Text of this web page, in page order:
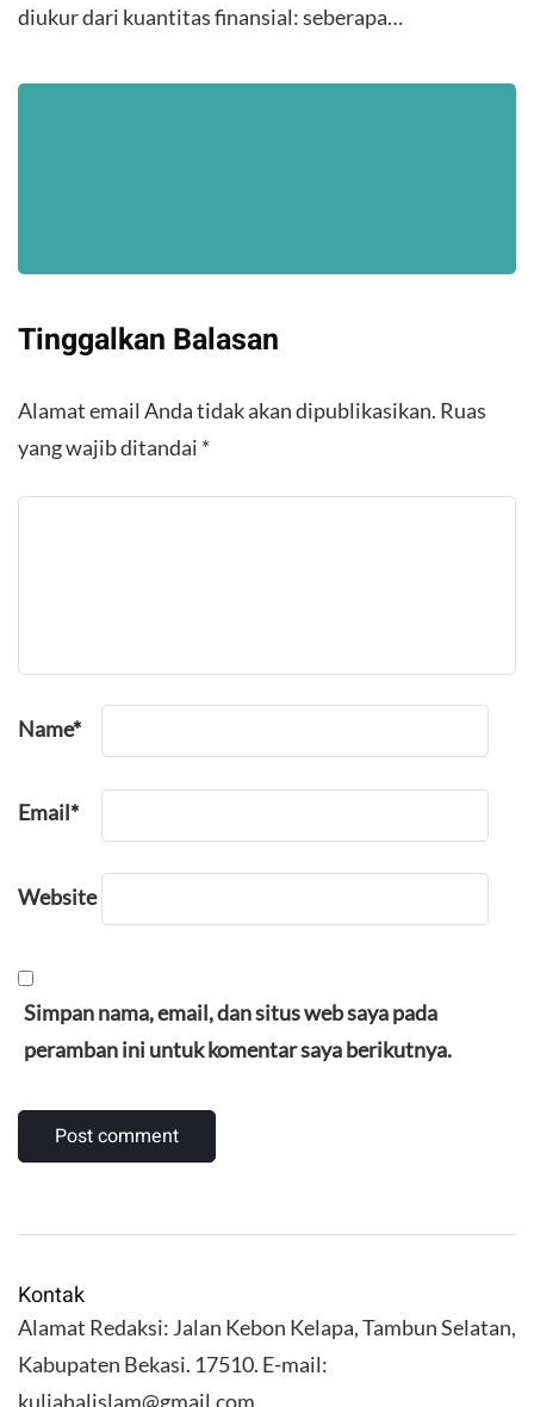
diukur dari kuantitas finansial: seberapa…
Tinggalkan Balasan
Alamat email Anda tidak akan dipublikasikan. Ruas
yang wajib ditandai *
Name*
Email*
Website
Simpan nama, email, dan situs web saya pada
peramban ini untuk komentar saya berikutnya.
Kontak
Alamat Redaksi: Jalan Kebon Kelapa, Tambun Selatan,
Kabupaten Bekasi. 17510. E-mail:
kuliahalislam@gmail.com